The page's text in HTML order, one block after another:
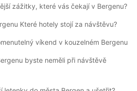
zážitky, které vás čekají v Bergenu?
Které hotely stojí za návštěvu?
víkend v kouzelném Bergenu
byste neměli při návštěvě